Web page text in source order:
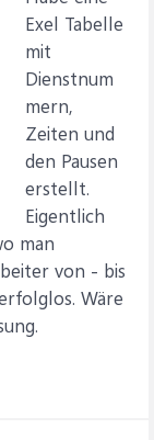
Exel Tabelle
mit
Dienstnum
mern,
Zeiten und
den Pausen
erstellt.
Eigentlich
man
von - bis
Wäre